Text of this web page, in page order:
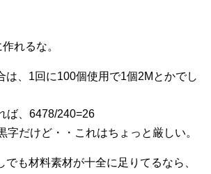
れるな。
は、1回に100個使用で1個2Mとかでし
ば、6478/240=26
字だけど・・これはちょっと厳しい。
でも材料素材が十全に足りてるなら、